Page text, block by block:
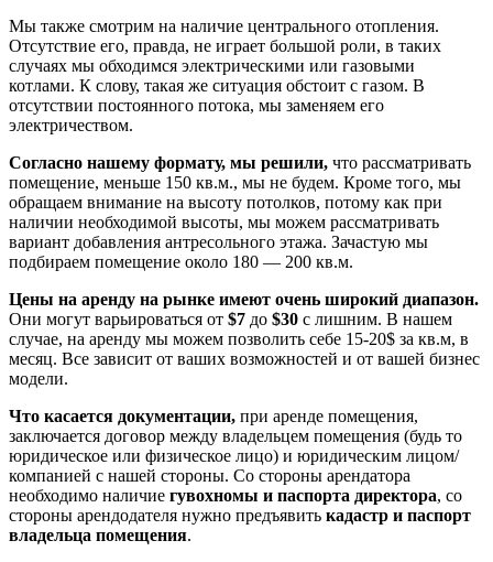
Мы также смотрим на наличие центрального отопления.
Отсутствие его, правда, не играет большой роли, в таких
случаях мы обходимся электрическими или газовыми
котлами. К слову, такая же ситуация обстоит с газом. В
отсутствии постоянного потока, мы заменяем его
электричеством.
Согласно нашему формату, мы решили, что рассматривать
помещение, меньше 150 кв.м., мы не будем. Кроме того, мы
обращаем внимание на высоту потолков, потому как при
наличии необходимой высоты, мы можем рассматривать
вариант добавления антресольного этажа. Зачастую мы
подбираем помещение около 180 — 200 кв.м.
Цены на аренду на рынке имеют очень широкий диапазон.
Они могут варьироваться от $7 до $30 c лишним. В нашем
случае, на аренду мы можем позволить себе 15-20$ за кв.м, в
месяц. Все зависит от ваших возможностей и от вашей бизнес
модели.
Что касается документации, при аренде помещения,
заключается договор между владельцем помещения (будь то
юридическое или физическое лицо) и юридическим лицом/
компанией с нашей стороны. Со стороны арендатора
необходимо наличие гувохномы и паспорта директора, со
стороны арендодателя нужно предъявить кадастр и паспорт
владельца помещения.